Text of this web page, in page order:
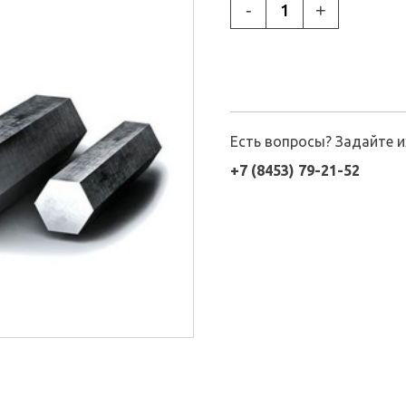
- +
Есть вопросы? Задайте
+7 (8453) 79-21-52